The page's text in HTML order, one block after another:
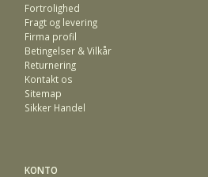
Fortrolighed
Fragt og levering
Firma profil
Betingelser & Vilkår
Returnering
Kontakt os
Sitemap
Sikker Handel
KONTO